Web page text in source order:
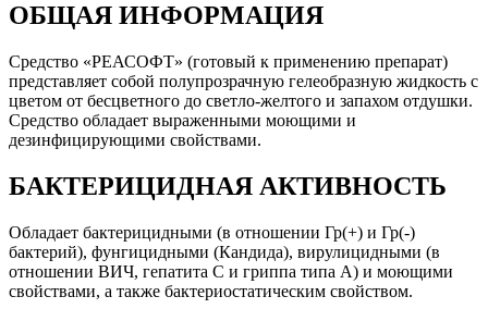
ОБЩАЯ ИНФОРМАЦИЯ
Средство «РЕАСОФТ» (готовый к применению препарат)
представляет собой полупрозрачную гелеобразную жидкость с
цветом от бесцветного до светло-желтого и запахом отдушки.
Средство обладает выраженными моющими и
дезинфицирующими свойствами.
БАКТЕРИЦИДНАЯ АКТИВНОСТЬ
Обладает бактерицидными (в отношении Гр(+) и Гр(-)
бактерий), фунгицидными (Кандида), вирулицидными (в
отношении ВИЧ, гепатита С и гриппа типа А) и моющими
свойствами, а также бактериостатическим свойством.